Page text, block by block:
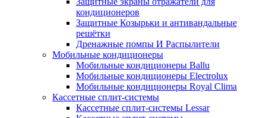
кондиционеров
Защитные Козырьки и антивандальные
решётки
Дренажные помпы И Распылители
Мобильные кондиционеры
Мобильные кондиционеры Ballu
Мобильные кондиционеры Electrolux
Мобильные кондиционеры Royal Clima
Кассетные сплит-системы
Кассетные сплит-системы Lessar